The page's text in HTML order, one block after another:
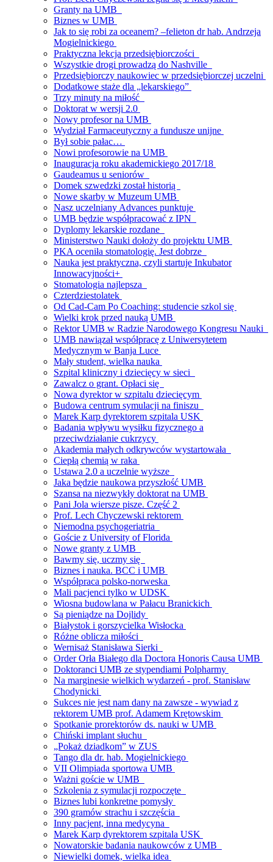
Granty na UMB
Biznes w UMB
Jak to się robi za oceanem? –felieton dr hab. Andrzeja
Mogielnickiego
Praktyczna lekcja przedsiębiorczości
Wszystkie drogi prowadzą do Nashville
Przedsiębiorczy naukowiec w przedsiębiorczej uczelni
Dodatkowe staże dla „lekarskiego”
Trzy minuty na miłość
Doktorat w wersji 2.0
Nowy profesor na UMB
Wydział Farmaceutyczny a fundusze unijne
Był sobie pałac…
Nowi profesorowie na UMB
Inauguracja roku akademickiego 2017/18
Gaudeamus u seniorów
Domek szwedzki został historią
Nowe skarby w Muzeum UMB
Nasz uczelniany Advances punktuje
UMB będzie współpracować z IPN
Dyplomy lekarskie rozdane
Ministerstwo Nauki dołoży do projektu UMB
PKA oceniła stomatologię. Jest dobrze
Nauka jest praktyczna, czyli startuje Inkubator
Innowacyjności+
Stomatologia najlepsza
Czterdziestolatek
Od Cad-Cam Po Coaching: studencie szkol się
Wielki krok przed nauką UMB
Rektor UMB w Radzie Narodowego Kongresu Nauki
UMB nawiązał współpracę z Uniwersytetem
Medycznym w Banja Luce
Mały student, wielka nauka
Szpital kliniczny i dziecięcy w sieci
Zawalcz o grant. Opłaci się
Nowa dyrektor w szpitalu dziecięcym
Budowa centrum symulacji na finiszu
Marek Karp dyrektorem szpitala USK
Badania wpływu wysiłku fizycznego a
przeciwdziałanie cukrzycy
Akademia małych odkrywców wystartowała
Ciepłą chemią w raka
Ustawa 2.0 a uczelnie wyższe
Jaka będzie naukowa przyszłość UMB
Szansa na niezwykły doktorat na UMB
Pani Jola wiersze pisze. Część 2
Prof. Lech Chyczewski rektorem
Niemodna psychogeriatria
Goście z University of Florida
Nowe granty z UMB
Bawmy się, uczmy się
Biznes i nauka. BCC i UMB
Współpraca polsko-norweska
Mali pacjenci tylko w UDSK
Wiosna budowlana w Pałacu Branickich
Są pieniądze na Dojlidy
Białystok i gorszycielka Wisłocka
Różne oblicza miłości
Wernisaż Stanisława Sierki
Order Orła Białego dla Doctora Honoris Causa UMB
Doktoranci UMB ze stypendiami Polpharmy
Na marginesie wielkich wydarzeń - prof. Stanisław
Chodynicki
Sukces nie jest nam dany na zawsze - wywiad z
rektorem UMB prof. Adamem Krętowskim
Spotkanie prorektorów ds. nauki w UMB
Chiński implant słuchu
„Pokaż dziadkom” w ZUS
Tango dla dr. hab. Mogielnickiego
VII Olimpiada sportowa UMB
Ważni goście w UMB
Szkolenia z symulacji rozpoczęte
Biznes lubi konkretne pomysły
390 gramów strachu i szczęścia
Inny pacjent, inna medycyna
Marek Karp dyrektorem szpitala USK
Nowatorskie badania naukowców z UMB
Niewielki domek, wielka idea